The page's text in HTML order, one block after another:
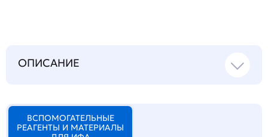
ОПИСАНИЕ
ВСПОМОГАТЕЛЬНЫЕ
РЕАГЕНТЫ И МАТЕРИАЛЫ